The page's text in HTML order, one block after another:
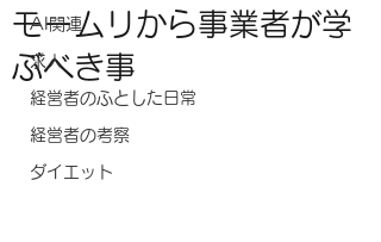
AI関連
求人
経営者のふとした日常
経営者の考察
ダイエット
モームリから事業者が学
ぶべき事